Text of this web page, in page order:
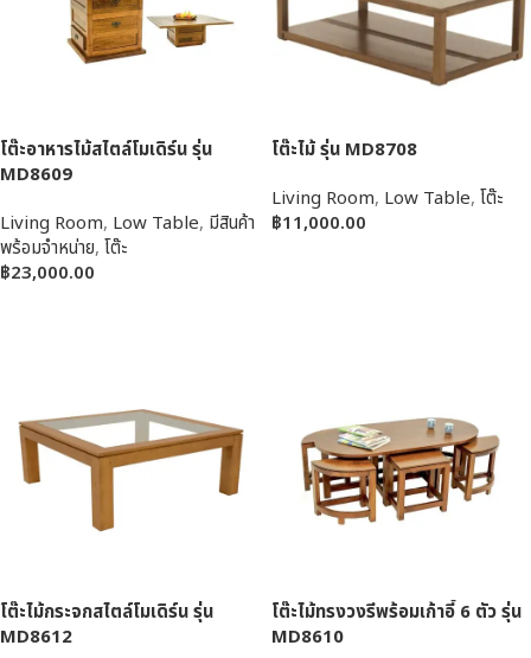
โต๊ะอาหารไม้สไตล์โมเดิร์น รุ่น
MD8609
Living Room, Low Table, มีสินค้า
พร้อมจำหน่าย, โต๊ะ
฿23,000.00
โต๊ะไม้ รุ่น MD8708
Living Room, Low Table, โต๊ะ
฿11,000.00
โต๊ะไม้กระจกสไตล์โมเดิร์น รุ่น
MD8612
โต๊ะไม้ทรงวงรีพร้อมเก้าอี้ 6 ตัว รุ่น
MD8610